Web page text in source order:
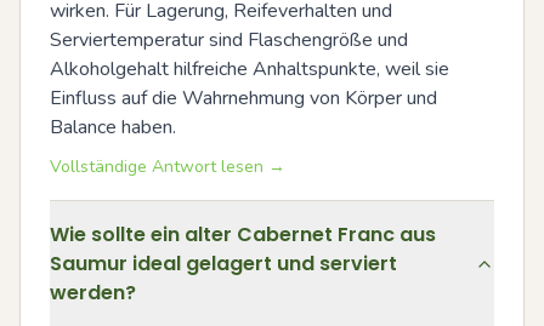
wirken. Für Lagerung, Reifeverhalten und
Serviertemperatur sind Flaschengröße und
Alkoholgehalt hilfreiche Anhaltspunkte, weil sie
Einfluss auf die Wahrnehmung von Körper und
Balance haben.
Vollständige Antwort lesen →
Wie sollte ein alter Cabernet Franc aus
Saumur ideal gelagert und serviert
werden?